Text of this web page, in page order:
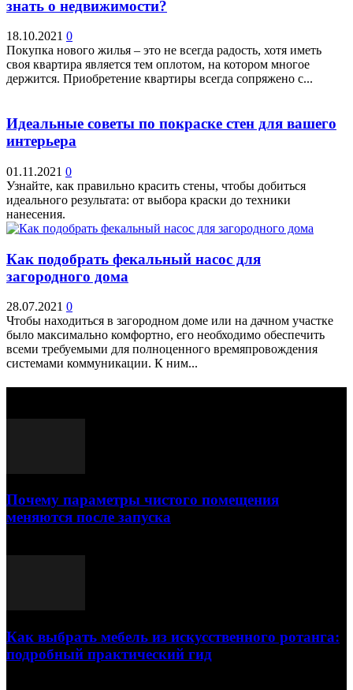
знать о недвижимости?
18.10.2021 0
Покупка нового жилья – это не всегда радость, хотя иметь
своя квартира является тем оплотом, на котором многое
держится. Приобретение квартиры всегда сопряжено с...
Идеальные советы по покраске стен для вашего
интерьера
01.11.2021 0
Узнайте, как правильно красить стены, чтобы добиться
идеального результата: от выбора краски до техники
нанесения.
Как подобрать фекальный насос для
загородного дома
28.07.2021 0
Чтобы находиться в загородном доме или на дачном участке
было максимально комфортно, его необходимо обеспечить
всеми требуемыми для полноценного времяпровождения
системами коммуникации. К ним...
Почему параметры чистого помещения
меняются после запуска
Как выбрать мебель из искусственного ротанга:
подробный практический гид